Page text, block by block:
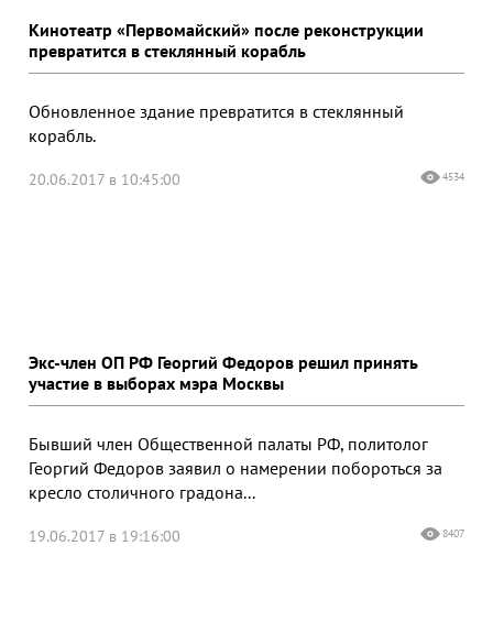
Кинотеатр «Первомайский» после реконструкции
превратится в стеклянный корабль
Обновленное здание превратится в стеклянный
корабль.
20.06.2017 в 10:45:00 4534
Экс-член ОП РФ Георгий Федоров решил принять
участие в выборах мэра Москвы
Бывший член Общественной палаты РФ, политолог
Георгий Федоров заявил о намерении побороться за
кресло столичного градона...
19.06.2017 в 19:16:00 8407